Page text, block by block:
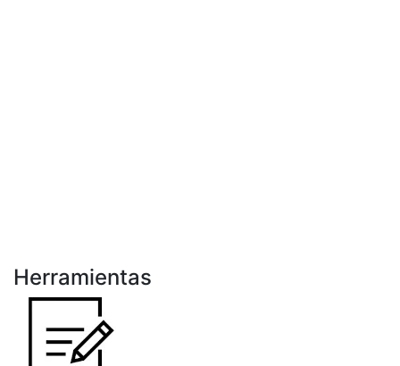
Herramientas